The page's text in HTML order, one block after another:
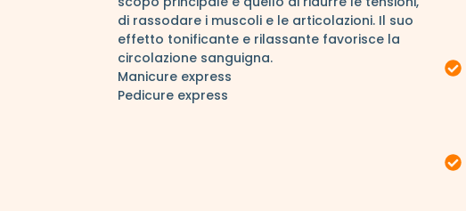
di rassodare i muscoli e le articolazioni. Il suo
effetto tonificante e rilassante favorisce la
circolazione sanguigna.
Manicure express
Pedicure express